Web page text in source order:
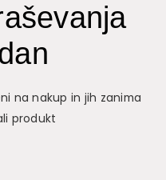
na nakup in jih zanima
produkt